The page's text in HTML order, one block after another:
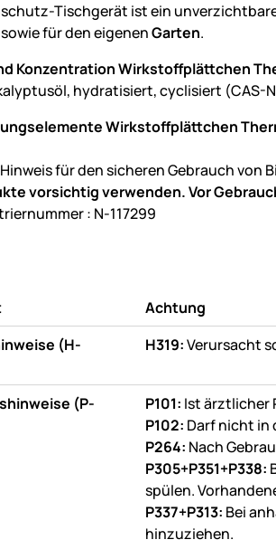
Tischgerät ist ein
sowie für den eigenenGarten.
Konzentration Wirkstoffplättchen
hydratisiert, cyclisiert (CAS-
Wirkstoffplättchen
für den sicheren Gebrauch von
vorsichtig verwenden. Vor
: N-117299
Achtung
(H-
H319:Verursacht
(P-
P101: Ist ärztlicher
P102: Darf nicht in
P264: Nach
P305+P351+P338:
spülen.
P337+P313: Bei
hinzuziehen.